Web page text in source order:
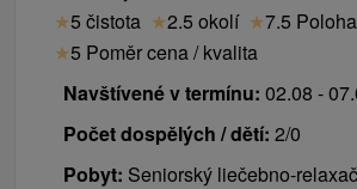
★5 čistota ★2.5 okolí ★7.5 Poloha
★5 Poměr cena / kvalita
Navštívené v termínu: 02.08 -
Počet dospělých / dětí: 2/0
Pobyt: Seniorský liečebno-